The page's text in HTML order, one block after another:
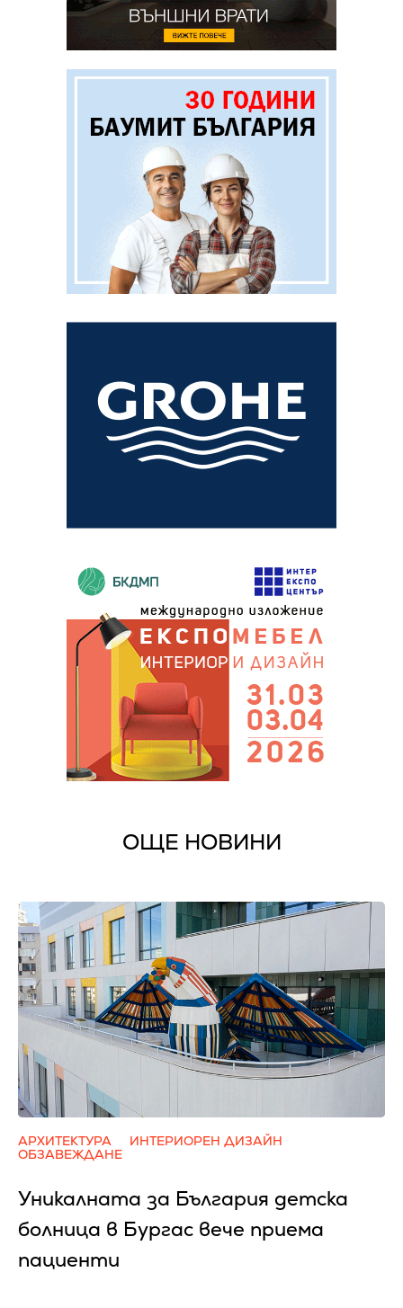
ОЩЕ НОВИНИ
АРХИТЕКТУРА
ИНТЕРИОРЕН ДИЗАЙН
ОБЗАВЕЖДАНЕ
Уникалната за България детска
болница в Бургас вече приема
пациенти